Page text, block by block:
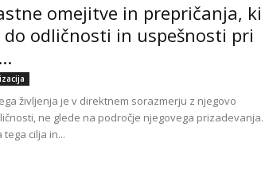
omejitve in prepričanja, ki
odličnosti in uspešnosti pri
življenja je v direktnem sorazmerju z njegovo
ne glede na področje njegovega prizadevanja.
cilja in...